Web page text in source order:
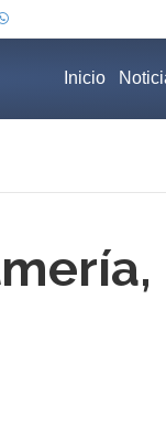
Inicio